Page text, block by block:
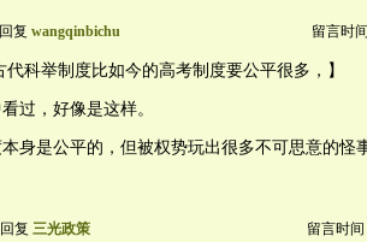
回复 wangqinbichu 留言时
代科举制度比如今的高考制度要公平很多，】
过，好像是这样。
身是公平的，但被权势玩出很多不可思意的怪
回复 三光政策 留言时间